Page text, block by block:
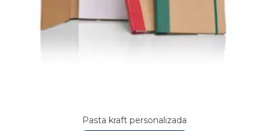
Pasta kraft personalizada